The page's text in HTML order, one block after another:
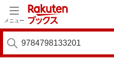
メニュー